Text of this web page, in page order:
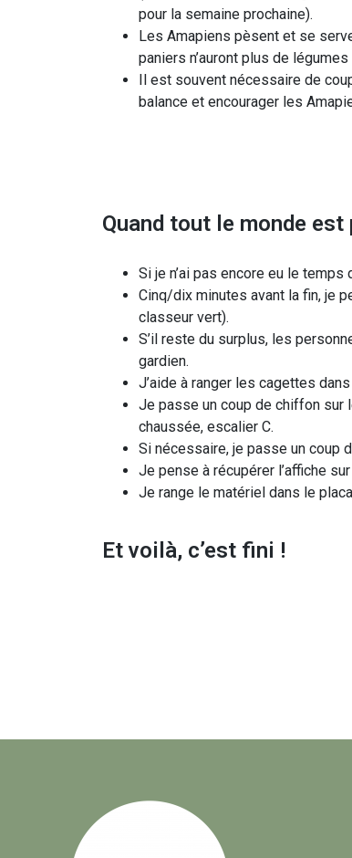
pour la semaine prochaine).
Les Amapiens pèsent et se
paniers n’auront plus de légumes
Il est souvent nécessaire de
balance et encourager les
Quand tout le monde
Si je n’ai pas encore eu le
Cinq/dix minutes avant la fin, je
classeur vert).
S’il reste du surplus, les
gardien.
J’aide à ranger les cagettes
Je passe un coup de chiffon sur
chaussée, escalier C.
Si nécessaire, je passe un coup
Je pense à récupérer l’affiche
Je range le matériel dans le
Et voilà, c’est fini !